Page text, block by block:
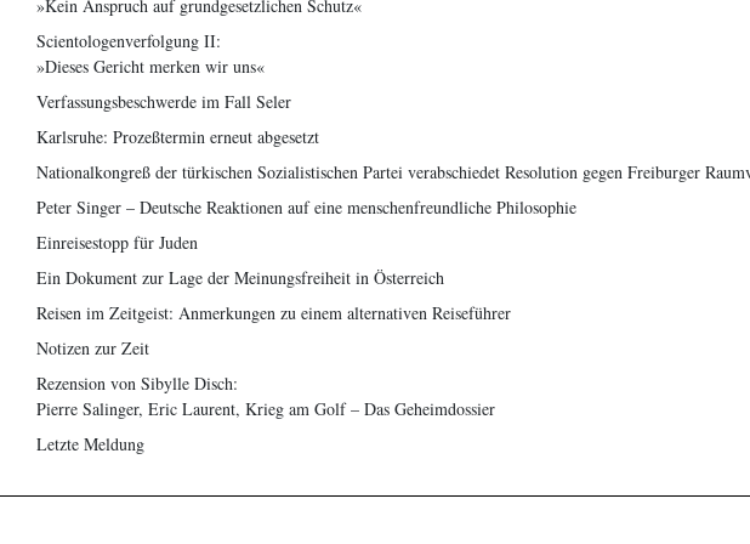
»Kein Anspruch auf grundgesetzlichen Schutz«
Scientologenverfolgung II:
»Dieses Gericht merken wir uns«
Verfassungsbeschwerde im Fall Seler
Karlsruhe: Prozeßtermin erneut abgesetzt
Nationalkongreß der türkischen Sozialistischen Partei verabschiedet Resolution gegen Freiburger
Peter Singer – Deutsche Reaktionen auf eine menschenfreundliche Philosophie
Einreisestopp für Juden
Ein Dokument zur Lage der Meinungsfreiheit in Österreich
Reisen im Zeitgeist: Anmerkungen zu einem alternativen Reiseführer
Notizen zur Zeit
Rezension von Sibylle Disch:
Pierre Salinger, Eric Laurent, Krieg am Golf – Das Geheimdossier
Letzte Meldung